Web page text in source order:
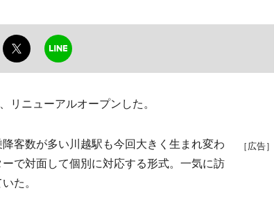
ニューアルオープンした。
［広告］
客数が多い川越駅も今回大きく生まれ変わ
で対面して個別に対応する形式。一気に訪
た。